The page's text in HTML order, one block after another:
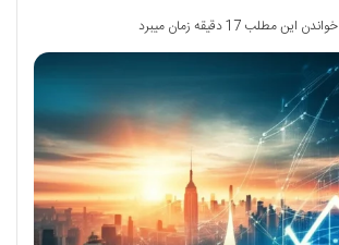
خواندن این مطلب 17 دقیقه زمان میبرد